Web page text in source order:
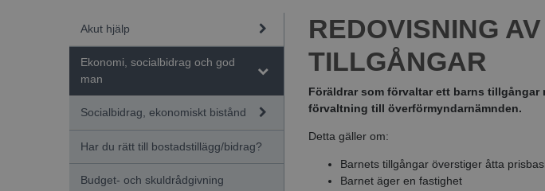
Akut hjälp
Ekonomi, socialbidrag och god
man
Socialbidrag, ekonomiskt bistånd
Har du rätt till bostadstillägg/bidrag?
Budget- och skuldrådgivning
REDOVISNING
TILLGÅNGAR
Föräldrar som förvaltar ett barns
förvaltning till överförmyndarnämnden.
Detta gäller om:
Barnets tillgångar överstiger åtta
Barnet äger en fastighet